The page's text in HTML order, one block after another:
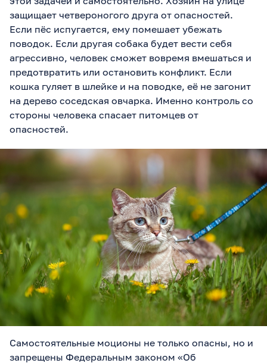
защищает четвероногого друга от опасностей.
Если пёс испугается, ему помешает убежать
поводок. Если другая собака будет вести себя
агрессивно, человек сможет вовремя вмешаться и
предотвратить или остановить конфликт. Если
кошка гуляет в шлейке и на поводке, её не загонит
на дерево соседская овчарка. Именно контроль со
стороны человека спасает питомцев от
опасностей.
Самостоятельные моционы не только опасны, но и
запрещены Федеральным законом «Об